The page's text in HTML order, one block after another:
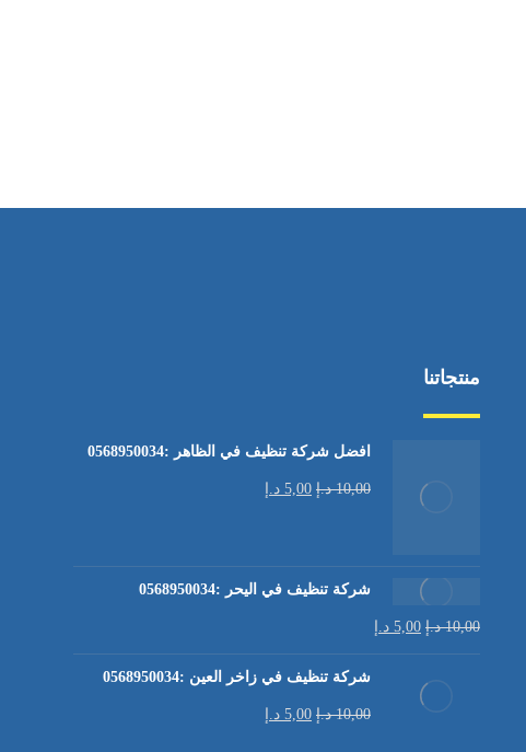
منتجاتنا
افضل شركة تنظيف في الظاهر :0568950034
10,00 د.إ 5,00 د.إ
شركة تنظيف في اليحر :0568950034
10,00 د.إ 5,00 د.إ
شركة تنظيف في زاخر العين :0568950034
10,00 د.إ 5,00 د.إ